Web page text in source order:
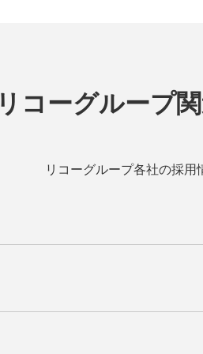
リコーグループ
リコーグループ各社の採用